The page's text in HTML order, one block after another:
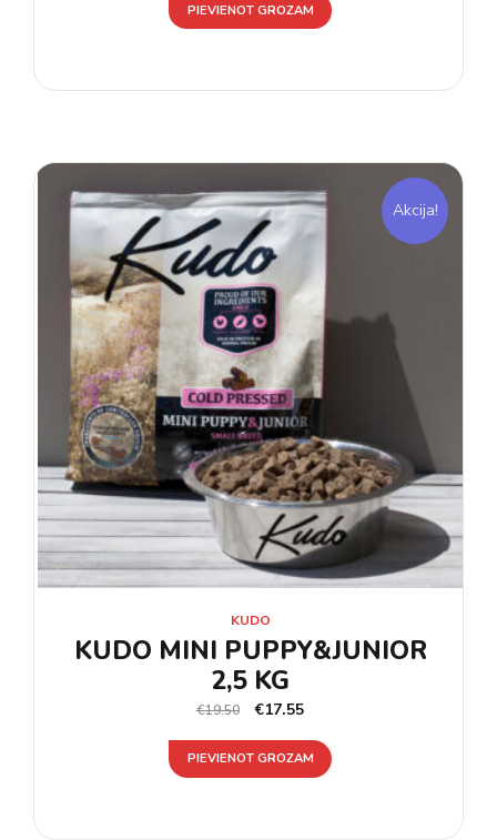
PIEVIENOT GROZAM
Akcija!
KUDO
KUDO MINI PUPPY&JUNIOR
2,5 KG
€19.50 €17.55
PIEVIENOT GROZAM